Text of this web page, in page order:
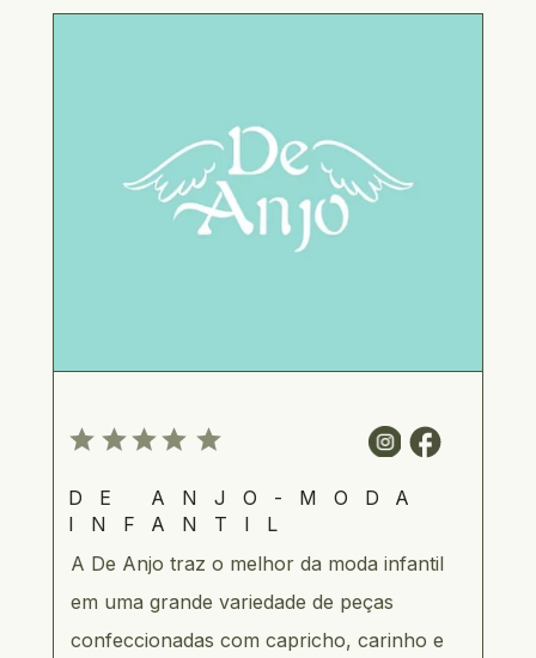
DE ANJO-MODA
INFANTIL
A De Anjo traz o melhor da moda infantil
em uma grande variedade de peças
confeccionadas com capricho, carinho e